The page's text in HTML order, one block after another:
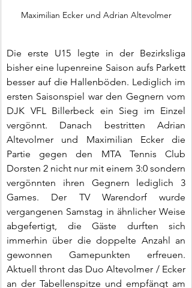
Maximilian Ecker und Adrian Altevolmer
Die erste U15 legte in der Bezirksliga
bisher eine lupenreine Saison aufs Parkett
besser auf die Hallenböden. Lediglich im
ersten Saisonspiel war den Gegnern vom
DJK VFL Billerbeck ein Sieg im Einzel
vergönnt. Danach bestritten Adrian
Altevolmer und Maximilian Ecker die
Partie gegen den MTA Tennis Club
Dorsten 2 nicht nur mit einem 3:0 sondern
vergönnten ihren Gegnern lediglich 3
Games. Der TV Warendorf wurde
vergangenen Samstag in ähnlicher Weise
abgefertigt, die Gäste durften sich
immerhin über die doppelte Anzahl an
gewonnen Gamepunkten erfreuen.
Aktuell thront das Duo Altevolmer / Ecker
an der Tabellenspitze und empfängt am